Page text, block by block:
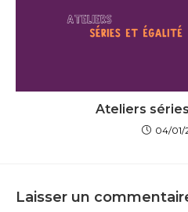
Ateliers
04/01/
Laisser un